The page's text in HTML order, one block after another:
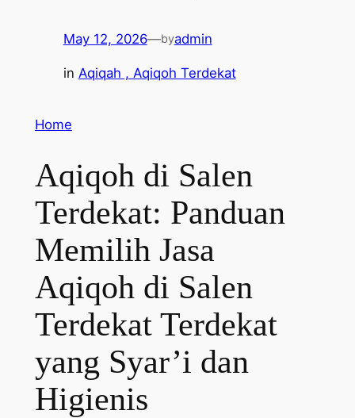
May 12, 2026—byadmin
in Aqiqah , Aqiqoh Terdekat
Home
Aqiqoh di Salen
Terdekat: Panduan
Memilih Jasa
Aqiqoh di Salen
Terdekat Terdekat
yang Syar’i dan
Higienis